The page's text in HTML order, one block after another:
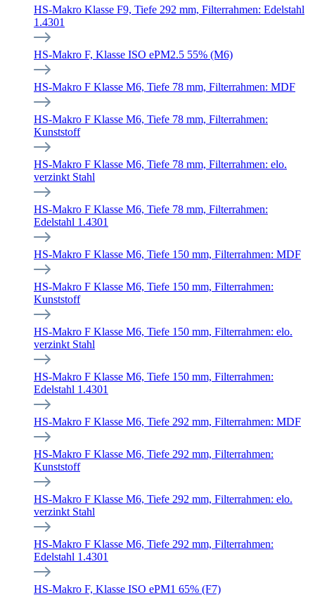
HS-Makro Klasse F9, Tiefe 292 mm, Filterrahmen: Edelstahl
1.4301
HS-Makro F, Klasse ISO ePM2.5 55% (M6)
HS-Makro F Klasse M6, Tiefe 78 mm, Filterrahmen: MDF
HS-Makro F Klasse M6, Tiefe 78 mm, Filterrahmen:
Kunststoff
HS-Makro F Klasse M6, Tiefe 78 mm, Filterrahmen: elo.
verzinkt Stahl
HS-Makro F Klasse M6, Tiefe 78 mm, Filterrahmen:
Edelstahl 1.4301
HS-Makro F Klasse M6, Tiefe 150 mm, Filterrahmen: MDF
HS-Makro F Klasse M6, Tiefe 150 mm, Filterrahmen:
Kunststoff
HS-Makro F Klasse M6, Tiefe 150 mm, Filterrahmen: elo.
verzinkt Stahl
HS-Makro F Klasse M6, Tiefe 150 mm, Filterrahmen:
Edelstahl 1.4301
HS-Makro F Klasse M6, Tiefe 292 mm, Filterrahmen: MDF
HS-Makro F Klasse M6, Tiefe 292 mm, Filterrahmen:
Kunststoff
HS-Makro F Klasse M6, Tiefe 292 mm, Filterrahmen: elo.
verzinkt Stahl
HS-Makro F Klasse M6, Tiefe 292 mm, Filterrahmen:
Edelstahl 1.4301
HS-Makro F, Klasse ISO ePM1 65% (F7)